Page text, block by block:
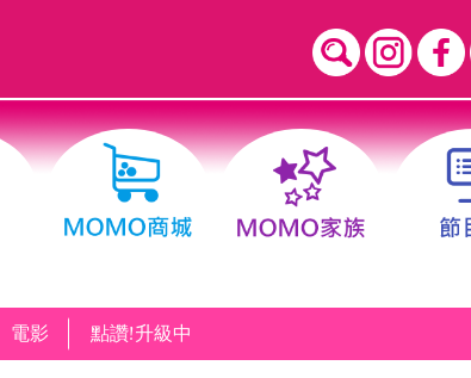
電影 點讚!升級中